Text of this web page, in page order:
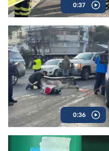
0:37
0:36